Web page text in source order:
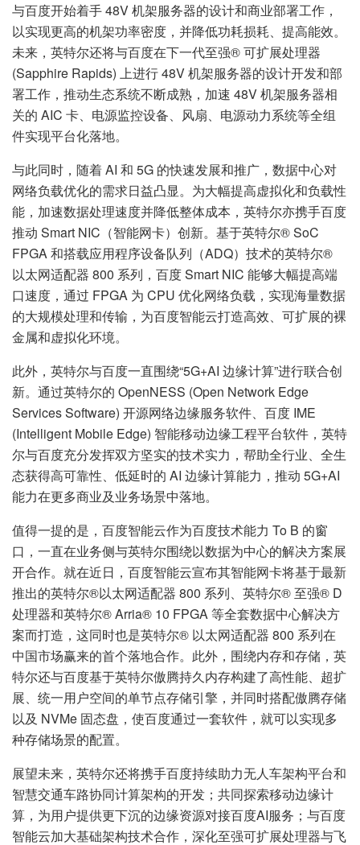
与百度开始着手 48V 机架服务器的设计和商业部署工作，
以实现更高的机架功率密度，并降低功耗损耗、提高能效。
未来，英特尔还将与百度在下一代至强® 可扩展处理器
(Sapphire Rapids) 上进行 48V 机架服务器的设计开发和部
署工作，推动生态系统不断成熟，加速 48V 机架服务器相
关的 AIC 卡、电源监控设备、风扇、电源动力系统等全组
件实现平台化落地。
与此同时，随着 AI 和 5G 的快速发展和推广，数据中心对
网络负载优化的需求日益凸显。为大幅提高虚拟化和负载性
能，加速数据处理速度并降低整体成本，英特尔亦携手百度
推动 Smart NIC（智能网卡）创新。基于英特尔® SoC
FPGA 和搭载应用程序设备队列（ADQ）技术的英特尔®
以太网适配器 800 系列，百度 Smart NIC 能够大幅提高端
口速度，通过 FPGA 为 CPU 优化网络负载，实现海量数据
的大规模处理和传输，为百度智能云打造高效、可扩展的裸
金属和虚拟化环境。
此外，英特尔与百度一直围绕“5G+AI 边缘计算”进行联合创
新。通过英特尔的 OpenNESS (Open Network Edge
Services Software) 开源网络边缘服务软件、百度 IME
(Intelligent Mobile Edge) 智能移动边缘工程平台软件，英特
尔与百度充分发挥双方坚实的技术实力，帮助全行业、全生
态获得高可靠性、低延时的 AI 边缘计算能力，推动 5G+AI
能力在更多商业及业务场景中落地。
值得一提的是，百度智能云作为百度技术能力 To B 的窗
口，一直在业务侧与英特尔围绕以数据为中心的解决方案展
开合作。就在近日，百度智能云宣布其智能网卡将基于最新
推出的英特尔®以太网适配器 800 系列、英特尔® 至强® D
处理器和英特尔® Arria® 10 FPGA 等全套数据中心解决方
案而打造，这同时也是英特尔® 以太网适配器 800 系列在
中国市场赢来的首个落地合作。此外，围绕内存和存储，英
特尔还与百度基于英特尔傲腾持久内存构建了高性能、超扩
展、统一用户空间的单节点存储引擎，并同时搭配傲腾存储
以及 NVMe 固态盘，使百度通过一套软件，就可以实现多
种存储场景的配置。
展望未来，英特尔还将携手百度持续助力无人车架构平台和
智慧交通车路协同计算架构的开发；共同探索移动边缘计
算，为用户提供更下沉的边缘资源对接百度AI服务；与百度
智能云加大基础架构技术合作，深化至强可扩展处理器与飞